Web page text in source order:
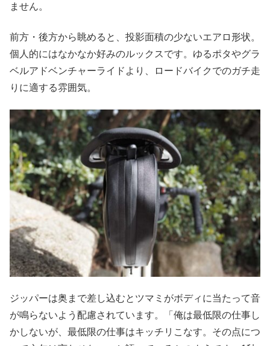
ません。
前方・後方から眺めると、投影面積の少ないエアロ形状。
個人的にはなかなか好みのルックスです。ゆるポタやグラ
ベルアドベンチャーライドより、ロードバイクでのガチ走
りに適する雰囲気。
ジッパーは奥まで差し込むとツマミがボディに当たって音
が鳴らないよう配慮されています。「俺は最低限の仕事し
かしないが、最低限の仕事はキッチリこなす。その点につ